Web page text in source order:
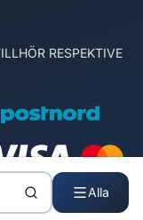
Alla
RESPEKTIVE